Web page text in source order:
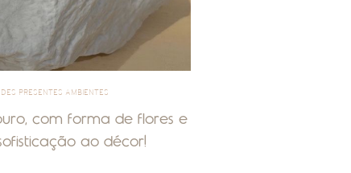
PRESENTES AMBIENTES
com forma de flores e
ao décor!